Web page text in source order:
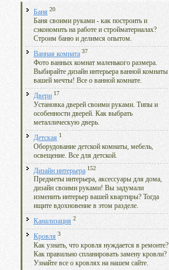
Баня 20
Баня своими руками - как построить и
сэкономить на работе и стройматериалах?
Строим баню и делимся опытом.
Ванная комната 37
Фото ванных комнат маленького размера.
Выбирайте дизайн интерьера ванной комнаты
вашей мечты! Все о ванной комнате.
Двери 17
Установка дверей своими руками. Типы и
особенности дверей. Как выбрать
металлическую дверь.
Детская 1
Оборудование детской комнаты, мебель,
освещение. Все для детской.
Дизайн интерьера 152
Предметы интерьера, аксессуары для дома,
дизайн своими руками! Вы задумали
изменить интерьер вашей квартиры? Тогда
ищите вдохновение в этом разделе.
Канализация 2
Кровля 3
Как узнать, что кровля нуждается в ремонте?
Как правильно спланировать замену кровли?
Узнайте все о кровлях на нашем сайте.